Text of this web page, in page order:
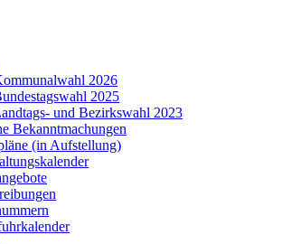
2026
2025
und Bezirkswahl 2023
Bekanntmachungen
(in Aufstellung)